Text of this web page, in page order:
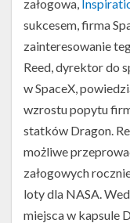
Dwie
kapsuły
Dragon
załogowa,
sukcesem, firma
zainteresowanie
Reed, dyrektor do
w SpaceX,
wzrostu popytu
statków Dragon.
możliwe
załogowych
loty dla NASA.
miejsca w kapsule